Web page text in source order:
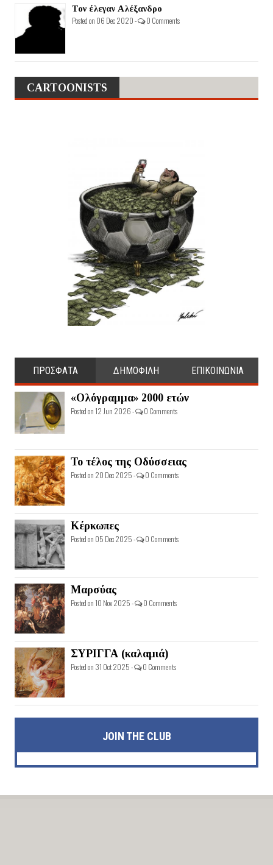
Τον έλεγαν Αλέξανδρο
Posted on 06 Dec 2020 - 0 Comments
CARTOONISTS
ΠΡΟΣΦΑΤΑ ΔΗΜΟΦΙΛΗ ΕΠΙΚΟΙΝΩΝΙΑ
«Ολόγραμμα» 2000 ετών
Posted on 12 Jun 2026 - 0 Comments
Το τέλος της Οδύσσειας
Posted on 20 Dec 2025 - 0 Comments
Κέρκωπες
Posted on 05 Dec 2025 - 0 Comments
Μαρσύας
Posted on 10 Nov 2025 - 0 Comments
ΣΥΡΙΓΓΑ (καλαμιά)
Posted on 31 Oct 2025 - 0 Comments
JOIN THE CLUB